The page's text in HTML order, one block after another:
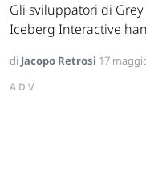
Gli sviluppatori di
Iceberg Interactive
di Jacopo Retrosi 17
ADV